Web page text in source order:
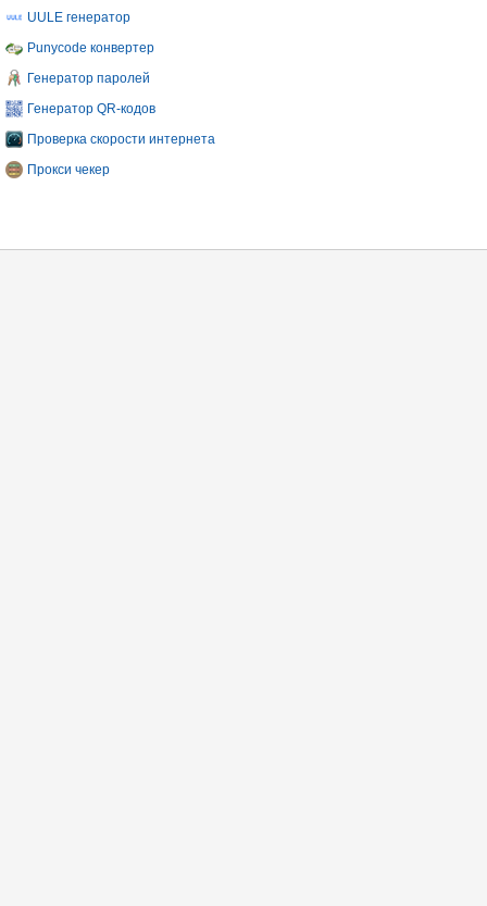
UULE генератор
Punycode конвертер
Генератор паролей
Генератор QR-кодов
Проверка скорости интернета
Прокси чекер